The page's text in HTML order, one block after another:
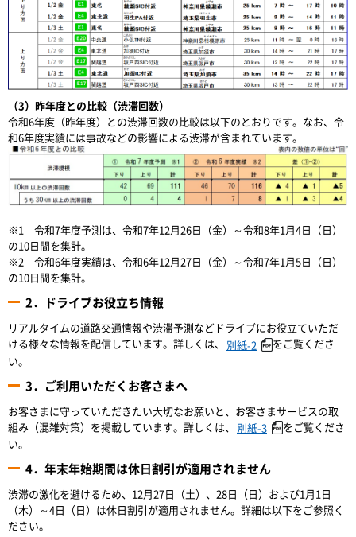
（3）昨年度との比較（渋滞回数）
令和6年度（昨年度）との渋滞回数の比較は以下のとおりです。なお、令
和6年度実績には事故などの影響による渋滞が含まれています。
※1 令和7年度予測は、令和7年12月26日（金）～令和8年1月4日（日）
の10日間を集計。
※2 令和6年度実績は、令和6年12月27日（金）～令和7年1月5日（日）
の10日間を集計。
2．ドライブお役立ち情報
リアルタイムの道路交通情報や渋滞予測などドライブにお役立ていただ
ける様々な情報を配信しています。詳しくは、
別紙-2
をご覧くださ
い。
3．ご利用いただくお客さまへ
お客さまに守っていただきたい大切なお願いと、お客さまサービスの取
組み（混雑対策）を掲載しています。詳しくは、
別紙-3
をご覧くださ
い。
4．年末年始期間は休日割引が適用されません
渋滞の激化を避けるため、12月27日（土）、28日（日）および1月1日
（木）～4日（日）は休日割引が適用されません。詳細は以下をご参照く
ださい。